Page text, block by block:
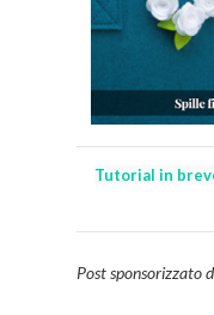
Tutorial in
Post sponsorizzato